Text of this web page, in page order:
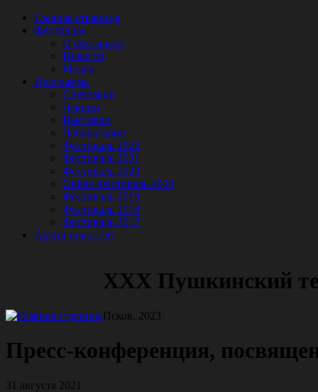
Главная страница
Фестиваль
О фестивале
Новости
Медиа
Программа
Спектакли
Лекции
Выставки
Лаборатория
Фестиваль 2022
Фестиваль 2021
Фестиваль 2020
Online-Фестиваль 2020
Фестиваль 2019
Фестиваль 2018
Фестиваль 2017
Архив новостей
XXX Пушкинский
Псков, 2023
Пресс-конференция,
31 августа 2021